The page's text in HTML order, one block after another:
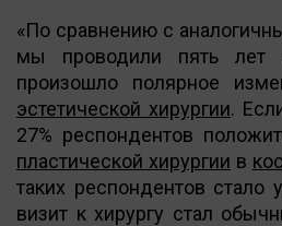
«По сравнению с
мы проводили пять лет
произошло полярное
эстетической хирургии.
27% респондентов
пластической хирургии в
таких респондентов
визит к хирургу стал